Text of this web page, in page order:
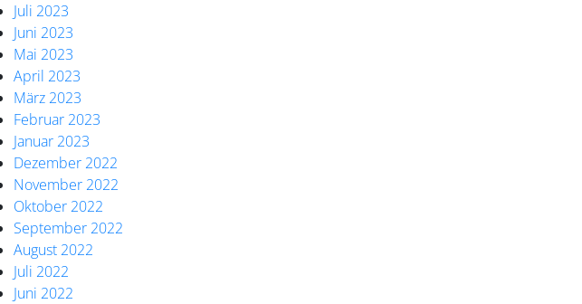
Juli 2023
Juni 2023
Mai 2023
April 2023
März 2023
Februar 2023
Januar 2023
Dezember 2022
November 2022
Oktober 2022
September 2022
August 2022
Juli 2022
Juni 2022